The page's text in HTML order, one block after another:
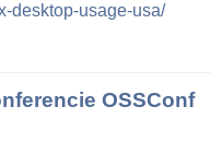
desktop-usage-usa/
OSSConf